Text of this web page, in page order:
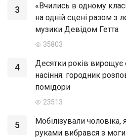
3
«Вчились в одному
на одній сцені разом з
музики Девідом Гетта
35803
4
Десятки років вирощує
насіння: городник
помідори
23513
5
Мобілізували чоловіка,
руками вибрався з